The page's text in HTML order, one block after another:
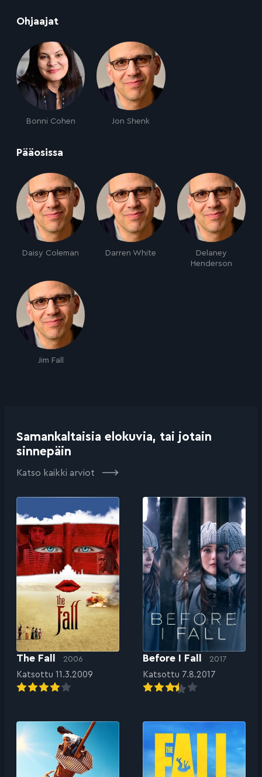
Ohjaajat
Bonni Cohen Jon Shenk
Pääosissa
Daisy Coleman Darren White
Delaney
Henderson
Jim Fall
Samankaltaisia elokuvia, tai jotain
sinnepäin
Katso kaikki arviot
The Fall 2006
Katsottu 11.3.2009
Before I Fall 2017
Katsottu 7.8.2017